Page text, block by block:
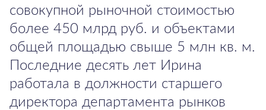
совокупной рыночной стоимостью
более 450 млрд руб. и объектами
общей площадью свыше 5 млн кв. м.
Последние десять лет Ирина
работала в должности старшего
директора департамента рынков